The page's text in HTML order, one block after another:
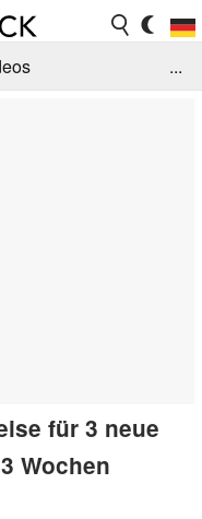
...
für 3 neue
Wochen